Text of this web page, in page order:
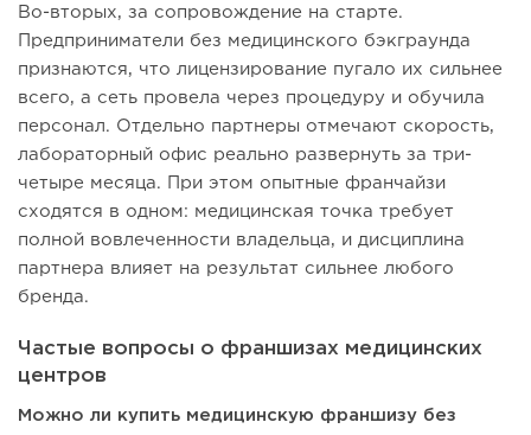
Во-вторых, за сопровождение на старте.
Предприниматели без медицинского бэкграунда
признаются, что лицензирование пугало их сильнее
всего, а сеть провела через процедуру и обучила
персонал. Отдельно партнеры отмечают скорость,
лабораторный офис реально развернуть за три-
четыре месяца. При этом опытные франчайзи
сходятся в одном: медицинская точка требует
полной вовлеченности владельца, и дисциплина
партнера влияет на результат сильнее любого
бренда.
Частые вопросы о франшизах медицинских
центров
Можно ли купить медицинскую франшизу без